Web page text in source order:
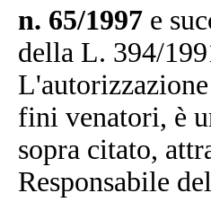
n. 65/1997 e
della L. 394/
fini venatori, è
sopra citato,
Responsabile